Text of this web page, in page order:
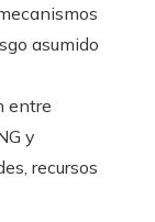
asumido
entre
y
recursos